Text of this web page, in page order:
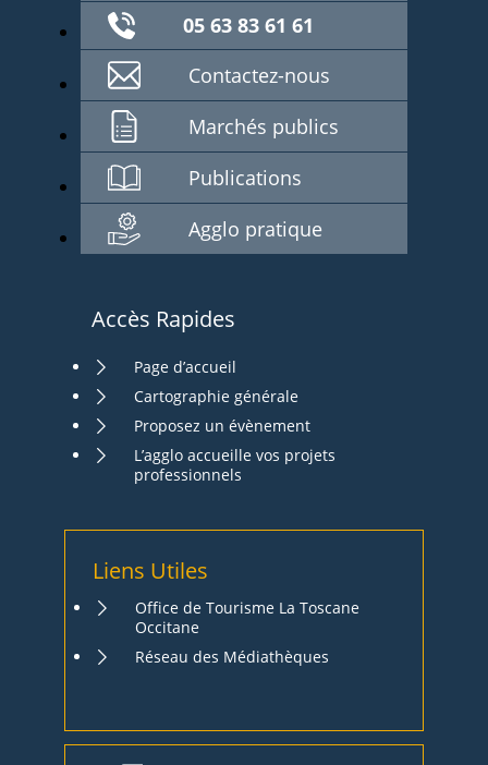
05 63 83 61 61
Contactez-nous
Marchés publics
Publications
Agglo pratique
Accès Rapides
Page d’accueil
Cartographie générale
Proposez un évènement
L’agglo accueille vos projets
professionnels
Liens Utiles
Office de Tourisme La Toscane
Occitane
Réseau des Médiathèques